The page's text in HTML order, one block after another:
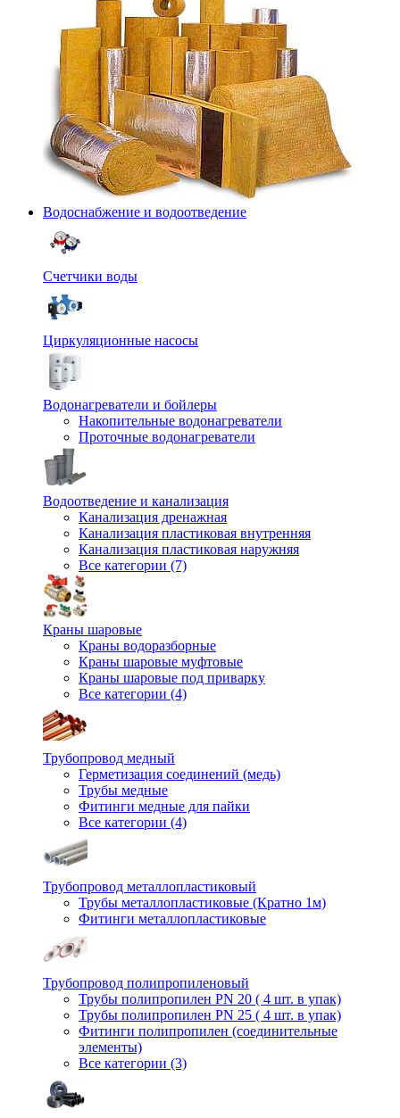
Водоснабжение и водоотведение
Счетчики воды
Циркуляционные насосы
Водонагреватели и бойлеры
Накопительные водонагреватели
Проточные водонагреватели
Водоотведение и канализация
Канализация дренажная
Канализация пластиковая внутренняя
Канализация пластиковая наружняя
Все категории (7)
Краны шаровые
Краны водоразборные
Краны шаровые муфтовые
Краны шаровые под приварку
Все категории (4)
Трубопровод медный
Герметизация соединений (медь)
Трубы медные
Фитинги медные для пайки
Все категории (4)
Трубопровод металлопластиковый
Трубы металлопластиковые (Кратно 1м)
Фитинги металлопластиковые
Трубопровод полипропиленовый
Трубы полипропилен PN 20 ( 4 шт. в упак)
Трубы полипропилен PN 25 ( 4 шт. в упак)
Фитинги полипропилен (cоединительные
элементы)
Все категории (3)